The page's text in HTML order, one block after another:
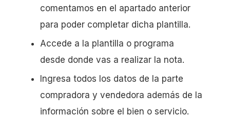
comentamos en el apartado anterior
para poder completar dicha plantilla.
Accede a la plantilla o programa
desde donde vas a realizar la nota.
Ingresa todos los datos de la parte
compradora y vendedora además de la
información sobre el bien o servicio.